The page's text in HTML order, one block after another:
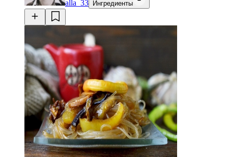
alla_33 Ингредиенты